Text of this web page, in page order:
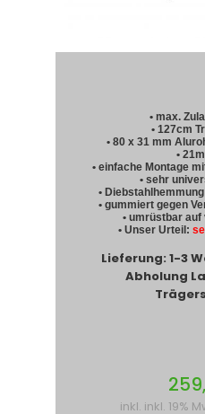
• max.
• 127cm
• 80 x 31 mm
•
• einfache Montage
• sehr
•
• gummiert gegen
• umrüstbar
• Unser Urteil:
Lieferung: 1-3
Abholung
inkl. inkl. 19%